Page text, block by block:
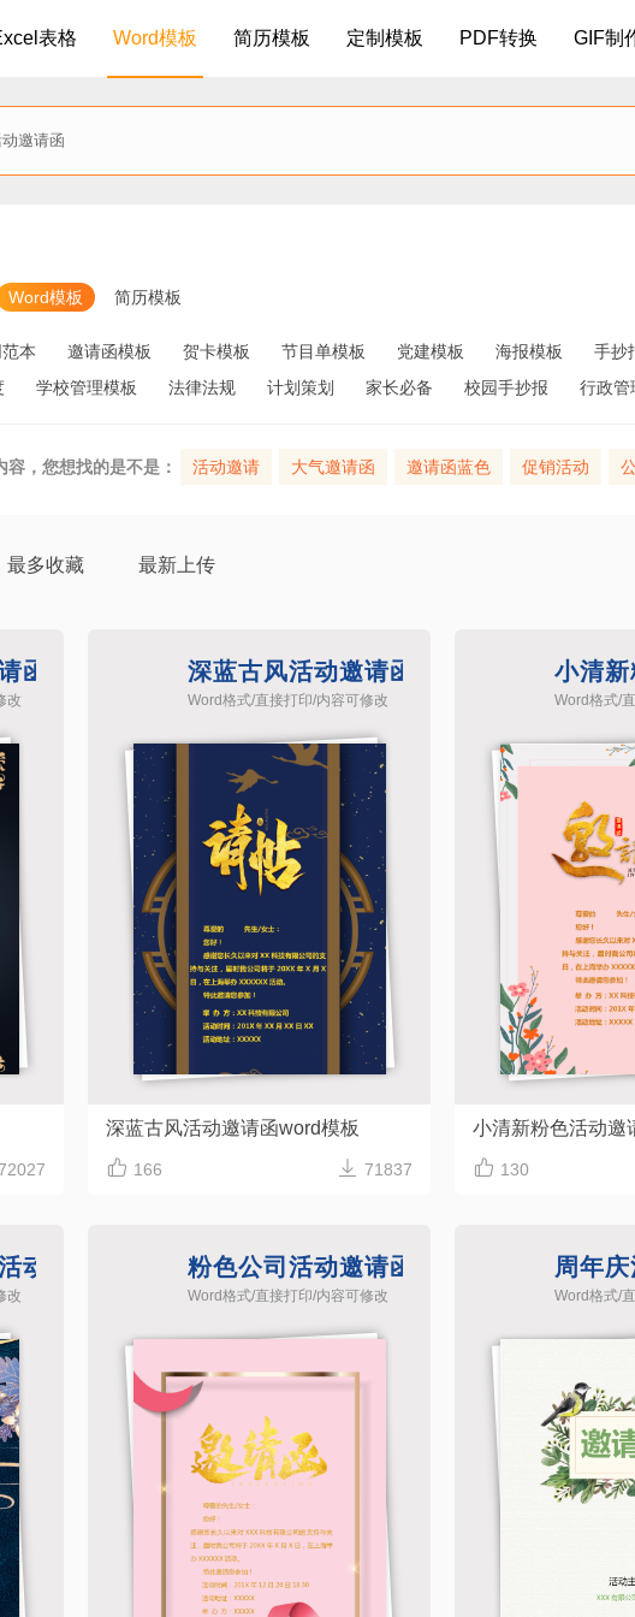
表格 Word模板 简历模板 定制模板 PDF转换 GIF制
Word模板 简历模板
本 邀请函模板 贺卡模板 节目单模板 党建模板 海报模板 手抄
学校管理模板 法律法规 计划策划 家长必备 校园手抄报 行政管
容，您想找的是不是： 活动邀请 大气邀请函 邀请函蓝色 促销活动
最多收藏 最新上传
函请帖模板
改
深蓝古风活动邀请函word模板
Word格式/直接打印/内容可修改
深蓝古风活动邀请函word模板
 166  71837
小清新
Word格式/
小清新粉色活动邀
 130
动请帖模板
改
粉色公司活动邀请函word模板
Word格式/直接打印/内容可修改
周年
Word格式/